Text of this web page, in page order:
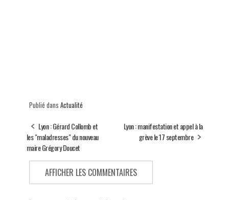
Publié dans Actualité
Lyon : Gérard Collomb et
les "maladresses" du nouveau
maire Grégory Doucet
Lyon : manifestation et appel à la
grève le 17 septembre
AFFICHER LES COMMENTAIRES